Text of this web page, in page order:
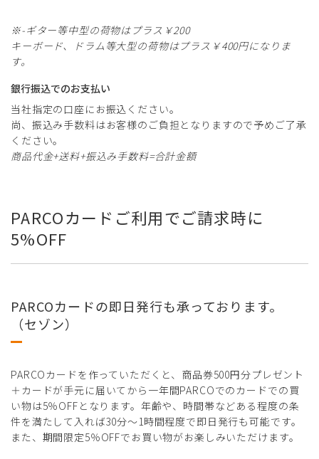
※-ギター等中型の荷物はプラス￥200
キーボード、ドラム等大型の荷物はプラス￥400円になりま
す。
銀行振込でのお支払い
当社指定の口座にお振込ください。
尚、振込み手数料はお客様のご負担となりますので予めご了承
ください。
商品代金+送料+振込み手数料=合計金額
PARCOカードご利用でご請求時に
5%OFF
PARCOカードの即日発行も承っております。
（セゾン）
PARCOカードを作っていただくと、商品券500円分プレゼント
＋カードが手元に届いてから一年間PARCOでのカードでの買
い物は5％OFFとなります。年齢や、時間帯などある程度の条
件を満たして入れば30分～1時間程度で即日発行も可能です。
また、期間限定5％OFFでお買い物がお楽しみいただけます。